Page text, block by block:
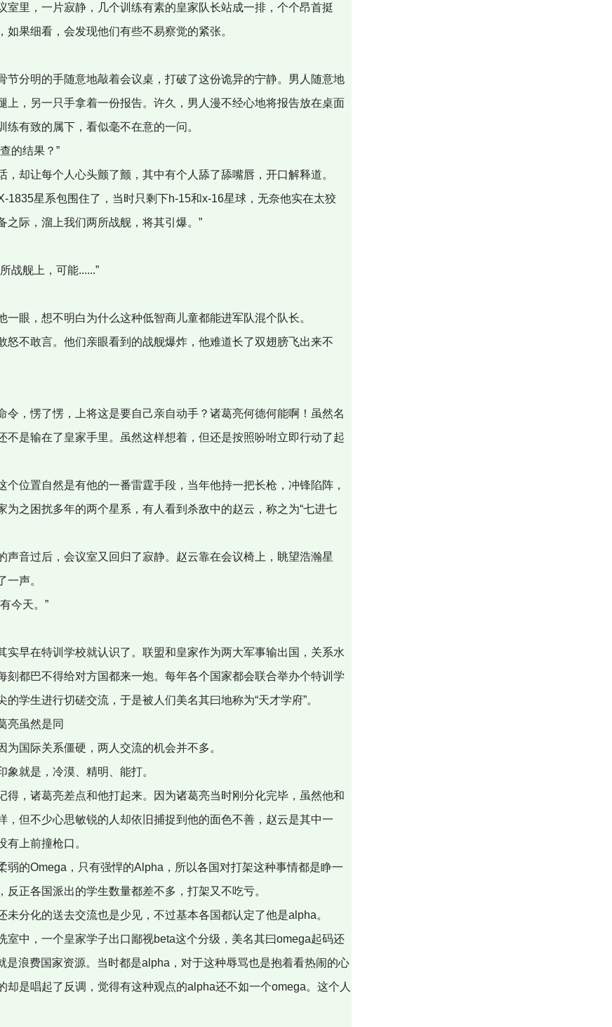
室里，一片寂静，几个训练有素的皇家队长站成一排，个个昂首挺
如果细看，会发现他们有些不易察觉的紧张。
节分明的手随意地敲着会议桌，打破了这份诡异的宁静。男人随意地
上，另一只手拿着一份报告。许久，男人漫不经心地将报告放在桌面
练有致的属下，看似毫不在意的一问。
的结果？”
，却让每个人心头颤了颤，其中有个人舔了舔嘴唇，开口解释道。
1835星系包围住了，当时只剩下h-15和x-16星球，无奈他实在太狡
之际，溜上我们两所战舰，将其引爆。”
战舰上，可能......”
一眼，想不明白为什么这种低智商儿童都能进军队混个队长。
怒不敢言。他们亲眼看到的战舰爆炸，他难道长了双翅膀飞出来不
令，愣了愣，上将这是要自己亲自动手？诸葛亮何德何能啊！虽然名
不是输在了皇家手里。虽然这样想着，但还是按照吩咐立即行动了起
个位置自然是有他的一番雷霆手段，当年他持一把长枪，冲锋陷阵，
为之困扰多年的两个星系，有人看到杀敌中的赵云，称之为“七进七
声音过后，会议室又回归了寂静。赵云靠在会议椅上，眺望浩瀚星
一声。
今天。”
实早在特训学校就认识了。联盟和皇家作为两大军事输出国，关系水
刻都巴不得给对方国都来一炮。每年各个国家都会联合举办个特训学
的学生进行切磋交流，于是被人们美名其曰地称为“天才学府”。
亮虽然是同
为国际关系僵硬，两人交流的机会并不多。
象就是，冷漠、精明、能打。
得，诸葛亮差点和他打起来。因为诸葛亮当时刚分化完毕，虽然他和
，但不少心思敏锐的人却依旧捕捉到他的面色不善，赵云是其中一
有上前撞枪口。
弱的Omega，只有强悍的Alpha，所以各国对打架这种事情都是睁一
反正各国派出的学生数量都差不多，打架又不吃亏。
未分化的送去交流也是少见，不过基本各国都认定了他是alpha。
室中，一个皇家学子出口鄙视beta这个分级，美名其曰omega起码还
是浪费国家资源。当时都是alpha，对于这种辱骂也是抱着看热闹的心
却是唱起了反调，觉得有这种观点的alpha还不如一个omega。这个人